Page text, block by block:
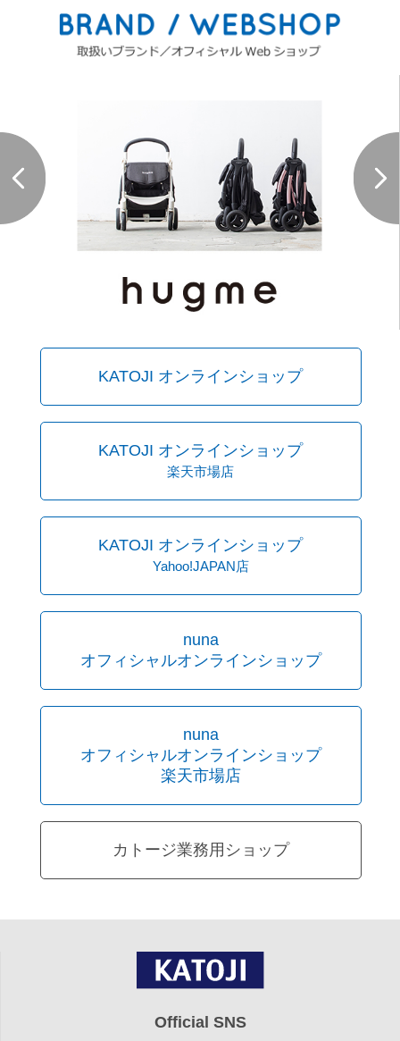
KATOJI オンラインショップ
KATOJI オンラインショップ
楽天市場店
KATOJI オンラインショップ
Yahoo!JAPAN店
nuna
オフィシャルオンラインショップ
nuna
オフィシャルオンラインショップ
楽天市場店
カトージ業務用ショップ
Official SNS